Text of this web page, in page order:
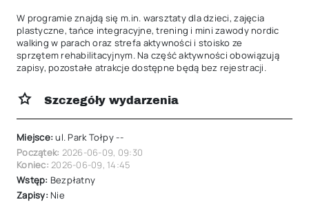
W programie znajdą się m.in. warsztaty dla dzieci, zajęcia
plastyczne, tańce integracyjne, trening i mini zawody nordic
walking w parach oraz strefa aktywności i stoisko ze
sprzętem rehabilitacyjnym. Na część aktywności obowiązują
zapisy, pozostałe atrakcje dostępne będą bez rejestracji.
Szczegóły wydarzenia
Miejsce:ul. Park Tołpy --
Początek: 2026-06-09, 09:30
Koniec:2026-06-09, 14:45
Wstęp: Bezpłatny
Zapisy: Nie